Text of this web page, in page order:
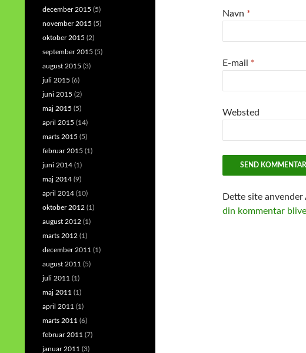
Navn *
E-mail *
Websted
Dette site
din kommentar
december 2015 (5)
november 2015 (5)
oktober 2015 (2)
september 2015 (5)
august 2015 (3)
juli 2015 (6)
juni 2015 (2)
maj 2015 (5)
april 2015 (14)
marts 2015 (5)
februar 2015 (1)
juni 2014 (1)
maj 2014 (9)
april 2014 (10)
oktober 2012 (1)
august 2012 (1)
marts 2012 (1)
december 2011 (1)
august 2011 (5)
juli 2011 (1)
maj 2011 (1)
april 2011 (1)
marts 2011 (6)
februar 2011 (7)
januar 2011 (3)